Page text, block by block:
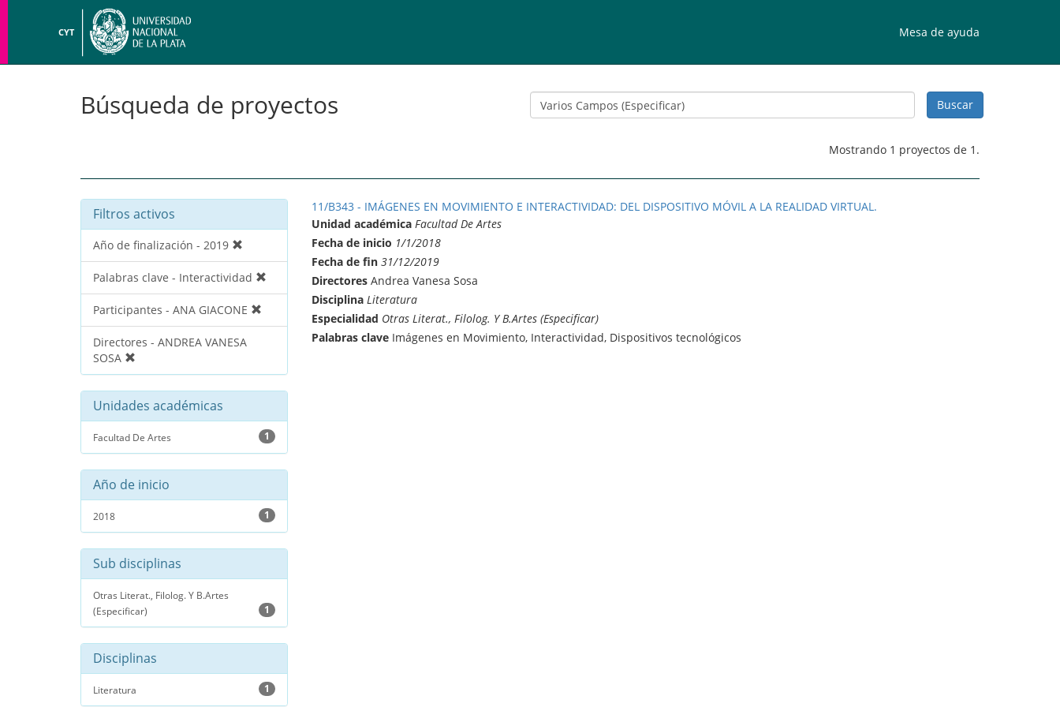
CYT Mesa de ayuda
Búsqueda de proyectos
Mostrando 1 proyectos de 1.
Filtros activos
Año de finalización - 2019
Palabras clave - Interactividad
Participantes - ANA GIACONE
Directores - ANDREA VANESA
SOSA
Unidades académicas
Facultad De Artes 1
Año de inicio
2018 1
Sub disciplinas
Otras Literat., Filolog. Y B.Artes
(Especificar)
1
Disciplinas
Literatura 1
11/B343 - IMÁGENES EN MOVIMIENTO E INTERACTIVIDAD: DEL DISPOSITIVO MÓVIL A LA REALIDAD VIRTUAL.
Unidad académica Facultad De Artes
Fecha de inicio 1/1/2018
Fecha de fin 31/12/2019
DirectoresAndrea Vanesa Sosa
Disciplina Literatura
Especialidad Otras Literat., Filolog. Y B.Artes (Especificar)
Palabras claveImágenes en Movimiento, Interactividad, Dispositivos tecnológicos